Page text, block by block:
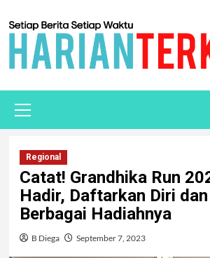
Regional
Catat! Grandhika Run
Hadir, Daftarkan Diri
Berbagai Hadiahnya
B Diega September 7, 2023